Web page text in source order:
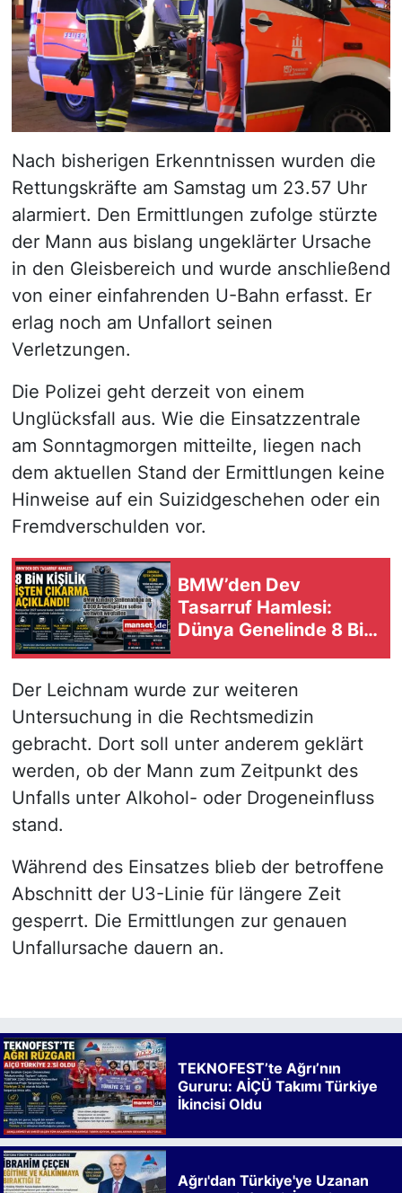
Nach bisherigen Erkenntnissen wurden die
Rettungskräfte am Samstag um 23.57 Uhr
alarmiert. Den Ermittlungen zufolge stürzte
der Mann aus bislang ungeklärter Ursache
in den Gleisbereich und wurde anschließend
von einer einfahrenden U-Bahn erfasst. Er
erlag noch am Unfallort seinen
Verletzungen.
Die Polizei geht derzeit von einem
Unglücksfall aus. Wie die Einsatzzentrale
am Sonntagmorgen mitteilte, liegen nach
dem aktuellen Stand der Ermittlungen keine
Hinweise auf ein Suizidgeschehen oder ein
Fremdverschulden vor.
BMW’den Dev
Tasarruf Hamlesi:
Dünya Genelinde 8 Bin
Der Leichnam wurde zur weiteren
Untersuchung in die Rechtsmedizin
gebracht. Dort soll unter anderem geklärt
werden, ob der Mann zum Zeitpunkt des
Unfalls unter Alkohol- oder Drogeneinfluss
stand.
Während des Einsatzes blieb der betroffene
Abschnitt der U3-Linie für längere Zeit
gesperrt. Die Ermittlungen zur genauen
Unfallursache dauern an.
TEKNOFEST’te Ağrı’nın
Gururu: AİÇÜ Takımı Türkiye
İkincisi Oldu
Ağrı'dan Türkiye'ye Uzanan